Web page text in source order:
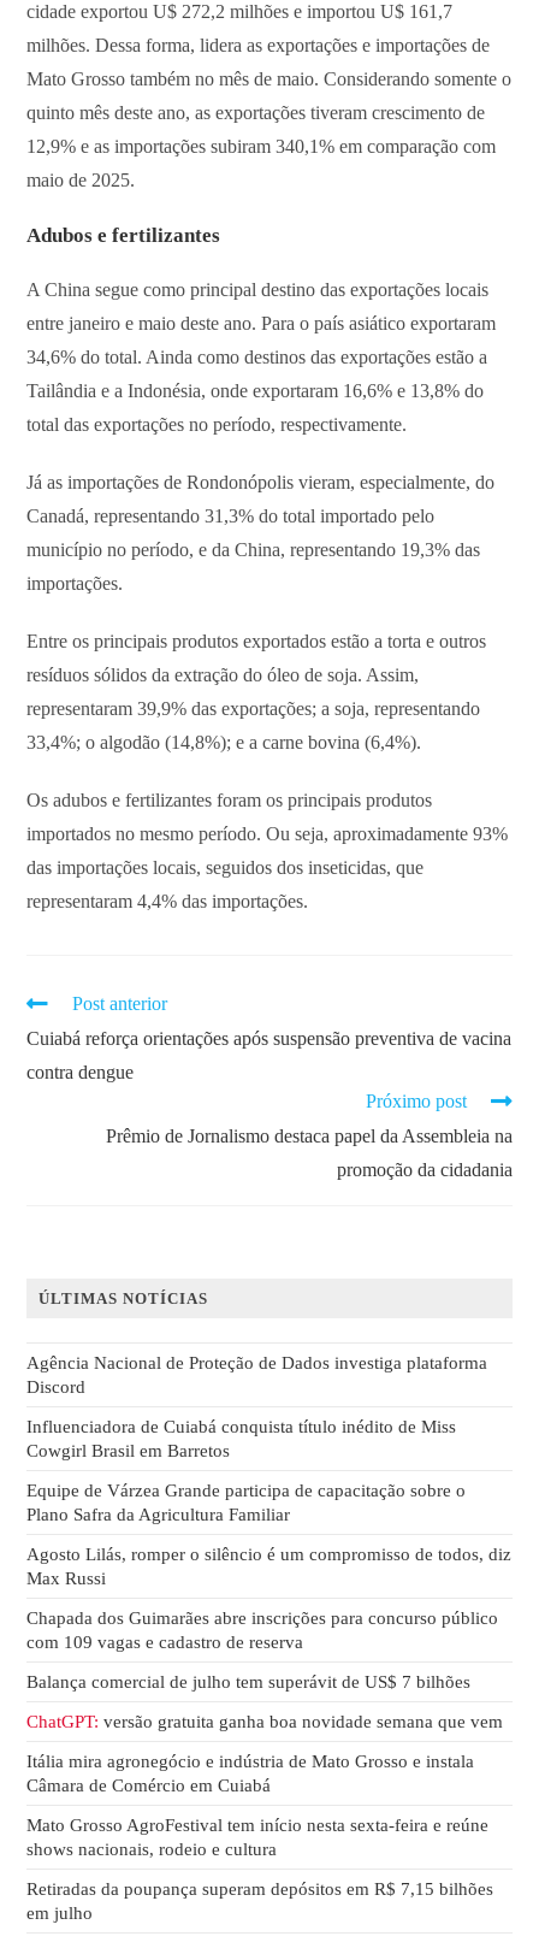
cidade exportou U$ 272,2 milhões e importou U$ 161,7
milhões. Dessa forma, lidera as exportações e importações de
Mato Grosso também no mês de maio. Considerando somente o
quinto mês deste ano, as exportações tiveram crescimento de
12,9% e as importações subiram 340,1% em comparação com
maio de 2025.
Adubos e fertilizantes
A China segue como principal destino das exportações locais
entre janeiro e maio deste ano. Para o país asiático exportaram
34,6% do total. Ainda como destinos das exportações estão a
Tailândia e a Indonésia, onde exportaram 16,6% e 13,8% do
total das exportações no período, respectivamente.
Já as importações de Rondonópolis vieram, especialmente, do
Canadá, representando 31,3% do total importado pelo
município no período, e da China, representando 19,3% das
importações.
Entre os principais produtos exportados estão a torta e outros
resíduos sólidos da extração do óleo de soja. Assim,
representaram 39,9% das exportações; a soja, representando
33,4%; o algodão (14,8%); e a carne bovina (6,4%).
Os adubos e fertilizantes foram os principais produtos
importados no mesmo período. Ou seja, aproximadamente 93%
das importações locais, seguidos dos inseticidas, que
representaram 4,4% das importações.
Post anterior
Cuiabá reforça orientações após suspensão preventiva de vacina
contra dengue
Próximo post
Prêmio de Jornalismo destaca papel da Assembleia na
promoção da cidadania
ÚLTIMAS NOTÍCIAS
Agência Nacional de Proteção de Dados investiga plataforma
Discord
Influenciadora de Cuiabá conquista título inédito de Miss
Cowgirl Brasil em Barretos
Equipe de Várzea Grande participa de capacitação sobre o
Plano Safra da Agricultura Familiar
Agosto Lilás, romper o silêncio é um compromisso de todos, diz
Max Russi
Chapada dos Guimarães abre inscrições para concurso público
com 109 vagas e cadastro de reserva
Balança comercial de julho tem superávit de US$ 7 bilhões
ChatGPT: versão gratuita ganha boa novidade semana que vem
Itália mira agronegócio e indústria de Mato Grosso e instala
Câmara de Comércio em Cuiabá
Mato Grosso AgroFestival tem início nesta sexta-feira e reúne
shows nacionais, rodeio e cultura
Retiradas da poupança superam depósitos em R$ 7,15 bilhões
em julho